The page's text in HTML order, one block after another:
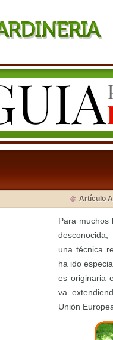
Artículo
Para muchos
una técnica
ha ido
es originaria
va
Unión